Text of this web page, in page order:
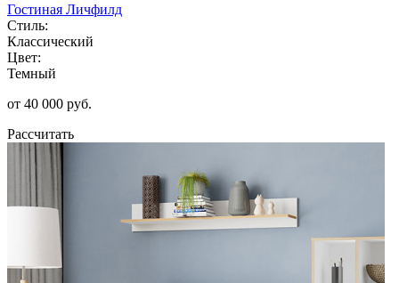
Гостиная Личфилд
Стиль:
Классический
Цвет:
Темный
от 40 000 руб.
Рассчитать